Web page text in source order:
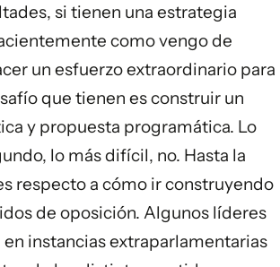
si tienen una estrategia
como vengo de
un esfuerzo extraordinario para
que tienen es construir un
y propuesta programática. Lo
lo más difícil, no. Hasta la
respecto a cómo ir construyendo
de oposición. Algunos líderes
instancias extraparlamentarias